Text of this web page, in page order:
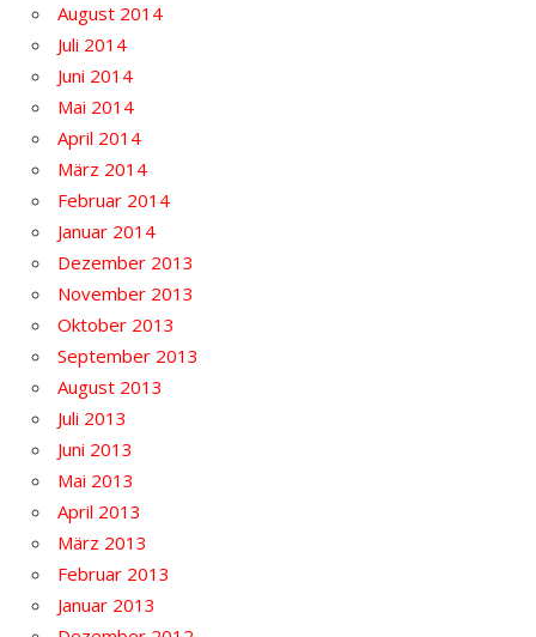
August 2014
Juli 2014
Juni 2014
Mai 2014
April 2014
März 2014
Februar 2014
Januar 2014
Dezember 2013
November 2013
Oktober 2013
September 2013
August 2013
Juli 2013
Juni 2013
Mai 2013
April 2013
März 2013
Februar 2013
Januar 2013